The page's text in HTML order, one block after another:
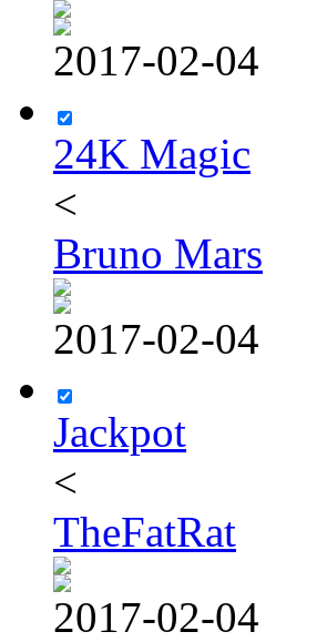
2017-02-04
24K Magic
<
Bruno Mars
2017-02-04
Jackpot
<
TheFatRat
2017-02-04